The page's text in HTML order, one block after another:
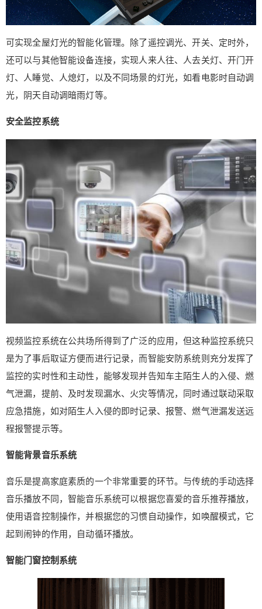
可实现全屋灯光的智能化管理。除了遥控调光、开关、定时外，
还可以与其他智能设备连接，实现人来人往、人去关灯、开门开
灯、人睡觉、人熄灯，以及不同场景的灯光，如看电影时自动调
光，阴天自动调暗雨灯等。
安全监控系统
视频监控系统在公共场所得到了广泛的应用，但这种监控系统只
是为了事后取证方便而进行记录，而智能安防系统则充分发挥了
监控的实时性和主动性，能够发现并告知车主陌生人的入侵、燃
气泄漏，提前、及时发现漏水、火灾等情况，同时通过联动采取
应急措施，如对陌生人入侵的即时记录、报警、燃气泄漏发送远
程报警提示等。
智能背景音乐系统
音乐是提高家庭素质的一个非常重要的环节。与传统的手动选择
音乐播放不同，智能音乐系统可以根据您喜爱的音乐推荐播放，
使用语音控制操作，并根据您的习惯自动操作，如唤醒模式，它
起到闹钟的作用，自动循环播放。
智能门窗控制系统
电控制强电，安全、智能。它采用移动app遥控、定
时等智能控制方式，实现冰箱、开关插座、中央空
调、地暖散热器、投影仪、新风系统等的入户联动
控制。 云识智能联动家居舒适集成系统，云识智能
家居系统可实时监测室内空气中二氧化碳含量，一
旦浓度超过安全范围，自动联动打开新风系统实现
通风；根据室内温度实时诱导，调节地板采暖。温
当的温度，具有人体体验和更多的节能效果。 云识
智能家居与舒适集成系统智能联动，为用户提供智
能、便捷、舒适的智能生活体验，将成为高端品质
生活的标杆。 （来源： 时时科技 ） 0 收藏
5